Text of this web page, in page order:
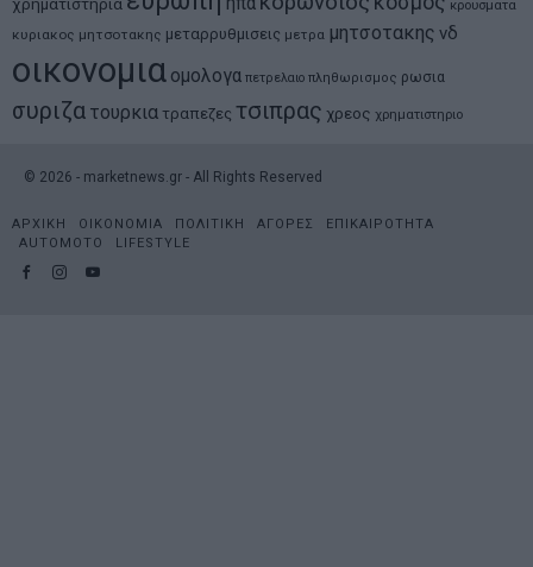
χρηματιστηρια
κρουσματα
κυριακος μητσοτακης μεταρρυθμισεις μετρα μητσοτακης νδ
οικονομια ομολογα πετρελαιο πληθωρισμος ρωσια
συριζα τουρκια τραπεζες τσιπρας χρεος χρηματιστηριο
© 2026 - marketnews.gr - All Rights Reserved
ΑΡΧΙΚΗ ΟΙΚΟΝΟΜΙΑ ΠΟΛΙΤΙΚΗ ΑΓΟΡΕΣ
ΕΠΙΚΑΙΡΟΤΗΤΑ
AUTOMOTO
LIFESTYLE